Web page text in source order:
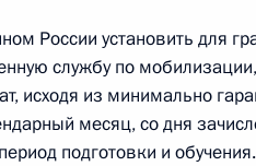
потребностей,
России установить для
службу по
исходя из минимально
месяц, со дня
подготовки и обучения.